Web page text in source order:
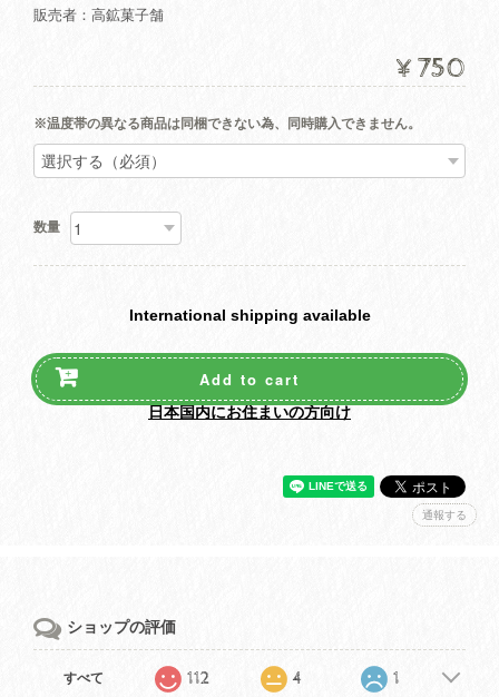
販売者：高鉱菓子舗
¥750
※温度帯の異なる商品は同梱できない為、同時購入できません。
数量
International shipping available
Add to cart
日本国内にお住まいの方向け
通報する
ショップの評価
すべて 112 4 1